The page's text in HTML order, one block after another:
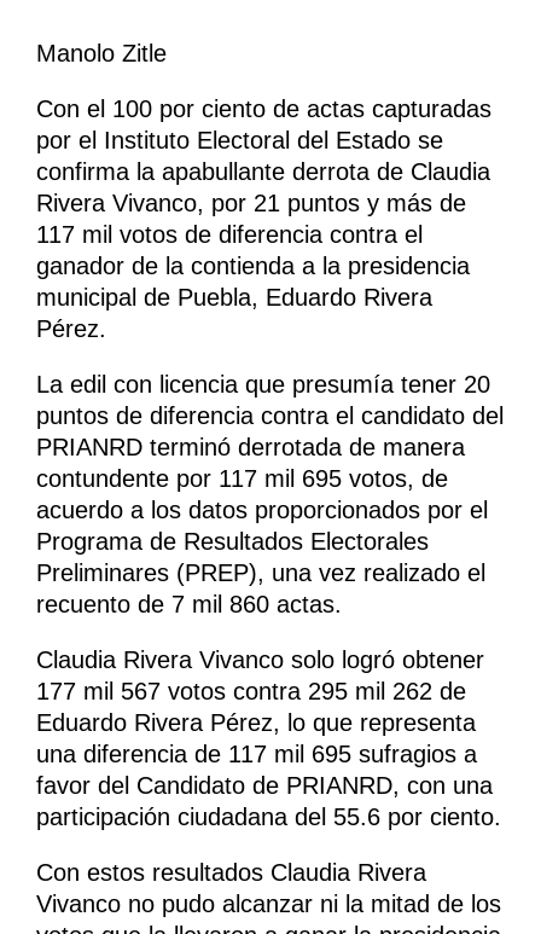
Manolo Zitle
Con el 100 por ciento de actas capturadas
por el Instituto Electoral del Estado se
confirma la apabullante derrota de Claudia
Rivera Vivanco, por 21 puntos y más de
117 mil votos de diferencia contra el
ganador de la contienda a la presidencia
municipal de Puebla, Eduardo Rivera
Pérez.
La edil con licencia que presumía tener 20
puntos de diferencia contra el candidato del
PRIANRD terminó derrotada de manera
contundente por 117 mil 695 votos, de
acuerdo a los datos proporcionados por el
Programa de Resultados Electorales
Preliminares (PREP), una vez realizado el
recuento de 7 mil 860 actas.
Claudia Rivera Vivanco solo logró obtener
177 mil 567 votos contra 295 mil 262 de
Eduardo Rivera Pérez, lo que representa
una diferencia de 117 mil 695 sufragios a
favor del Candidato de PRIANRD, con una
participación ciudadana del 55.6 por ciento.
Con estos resultados Claudia Rivera
Vivanco no pudo alcanzar ni la mitad de los